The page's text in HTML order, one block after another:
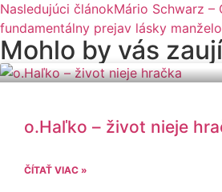
Nasledujúci článokMário Schwarz –
fundamentálny prejav lásky
Mohlo by vás
o.Haľko – život nieje
ČÍTAŤ VIAC »